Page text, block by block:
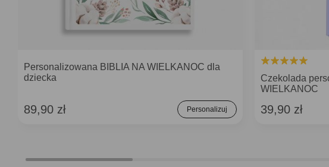
Personalizowana BIBLIA NA WIELKANOC dla
dziecka
89,90 zł Personalizuj
Czekolada
WIELKANOC
39,90 zł